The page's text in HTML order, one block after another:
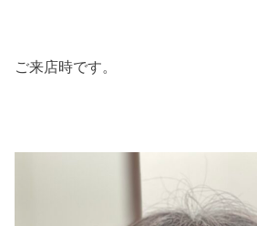
ご来店時です。